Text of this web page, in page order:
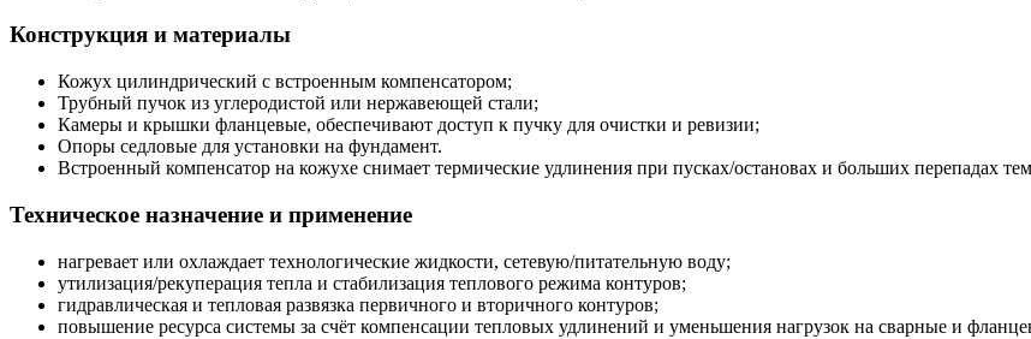
Конструкция и материалы
Кожух цилиндрический с встроенным компенсатором;
Трубный пучок из углеродистой или нержавеющей стали;
Камеры и крышки фланцевые, обеспечивают доступ к пучку для очистки и ревизии;
Опоры седловые для установки на фундамент.
Встроенный компенсатор на кожухе снимает термические удлинения при пусках/остановах и больших перепадах
Техническое назначение и применение
нагревает или охлаждает технологические жидкости, сетевую/питательную воду;
утилизация/рекуперация тепла и стабилизация теплового режима контуров;
гидравлическая и тепловая развязка первичного и вторичного контуров;
повышение ресурса системы за счёт компенсации тепловых удлинений и уменьшения нагрузок на сварные и